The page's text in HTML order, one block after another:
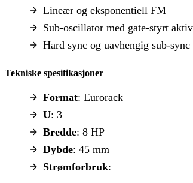
Lineær og eksponentiell FM
Sub-oscillator med gate-styrt
Hard sync og uavhengig sub-sync
Tekniske spesifikasjoner
Format: Eurorack
U: 3
Bredde: 8 HP
Dybde: 45 mm
Strømforbruk: